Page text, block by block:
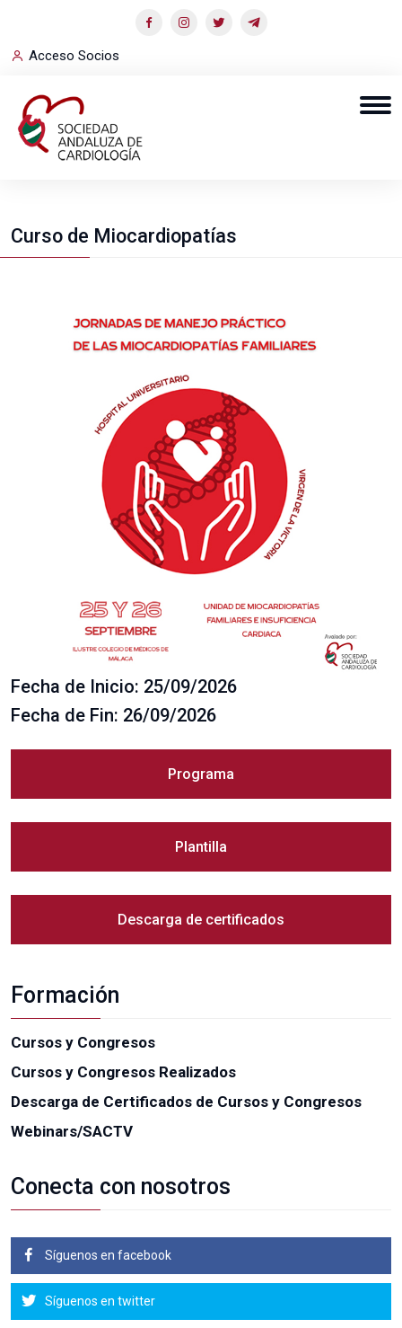
Acceso Socios
Curso de Miocardiopatías
Fecha de Inicio: 25/09/2026
Fecha de Fin: 26/09/2026
Programa
Plantilla
Descarga de certificados
Formación
Cursos y Congresos
Cursos y Congresos Realizados
Descarga de Certificados de Cursos y Congresos
Webinars/SACTV
Conecta con nosotros
Síguenos en facebook
Síguenos en twitter